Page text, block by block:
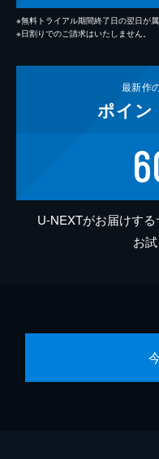
※無料トライアル期間終了日の翌日が
※日割りでのご請求はいたしません。
最新作
ポイン
U-NEXTがお届けす
お